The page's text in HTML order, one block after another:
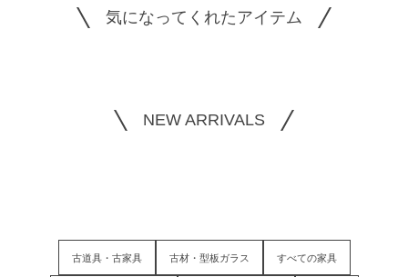
気になってくれたアイテム
NEW ARRIVALS
古道具・古家具 古材・型板ガラス すべての家具